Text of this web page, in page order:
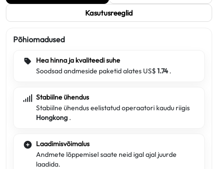
Kasutusreeglid
Põhiomadused
Hea hinna ja kvaliteedi suhe
Soodsad andmeside paketid alates US$1.74.
Stabiilne ühendus
Stabiilne ühendus eelistatud operaatori kaudu riigis
Hongkong .
Laadimisvõimalus
Andmete lõppemisel saate neid igal ajal juurde
laadida.